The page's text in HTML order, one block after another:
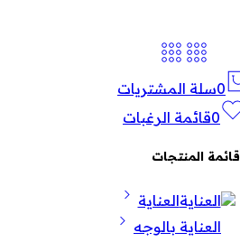
0سلة المشتريات
0قائمة الرغبات
قائمة المنتجات
العناية
العناية بالوجه